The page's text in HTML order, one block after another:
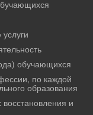
обучающихся
по каждой
образования
восстановления и